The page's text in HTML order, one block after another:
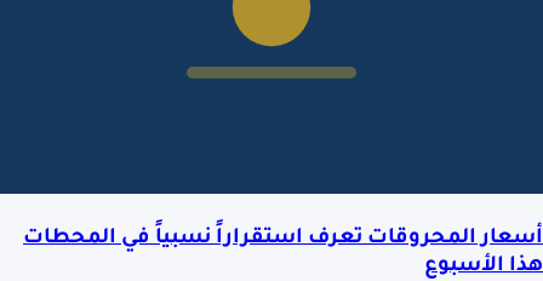
أسعار المحروقات تعرف استقراراً نسبياً في المحطات
هذا الأسبوع